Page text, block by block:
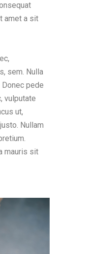
amet a sit
sem. Nulla
pede
vulputate
ut,
Nullam
mauris sit